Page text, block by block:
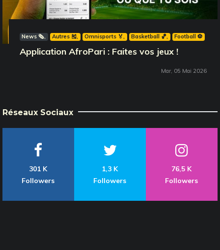
News 🗞️ Autres 🎽 Omnisports 🏅 Basketball 🏀 Football ⚽️
Application AfroPari : Faites vos jeux !
Mar, 05 Mai 2026
Réseaux Sociaux
301 K
Followers
1,3 K
Followers
76,5 K
Followers